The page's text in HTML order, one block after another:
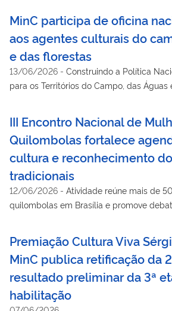
MinC participa de oficina
aos agentes culturais do
e das florestas
13/06/2026 - Construindo a Política
para os Territórios do Campo, das Águas
para contribuir com a elaboração de um
voltado à valorização, ao fortalecimento
expressões culturais desses territórios.
III Encontro Nacional de
Quilombolas fortalece
cultura e reconhecimento
tradicionais
12/06/2026 - Atividade reúne mais de
quilombolas em Brasília e promove
Premiação Cultura Viva
MinC publica retificação da
resultado preliminar da 3ª
habilitação